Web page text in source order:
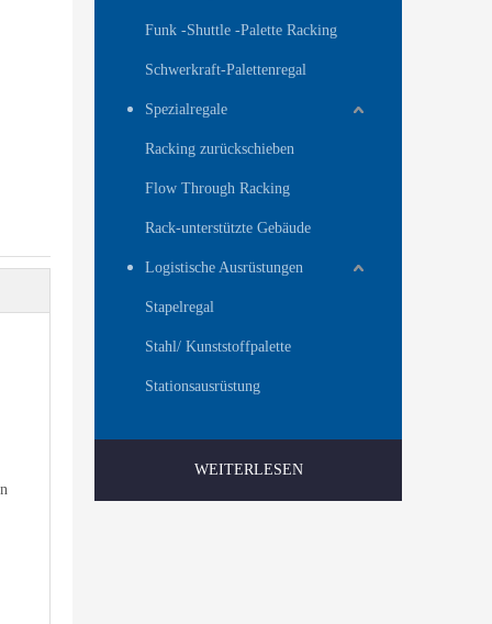
Funk -Shuttle -Palette Racking
Schwerkraft-Palettenregal
Spezialregale
Racking zurückschieben
Flow Through Racking
Rack-unterstützte Gebäude
Logistische Ausrüstungen
Stapelregal
Stahl/ Kunststoffpalette
Stationsausrüstung
WEITERLESEN